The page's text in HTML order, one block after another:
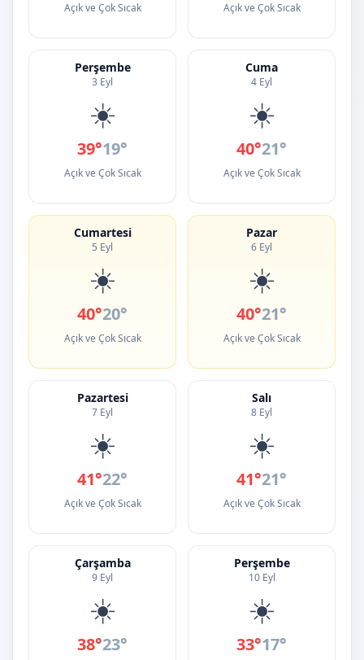
Açık ve Çok Sıcak Açık ve Çok Sıcak
Perşembe
3 Eyl
☀️
39°19°
Açık ve Çok Sıcak
Cuma
4 Eyl
☀️
40°21°
Açık ve Çok Sıcak
Cumartesi
5 Eyl
☀️
40°20°
Açık ve Çok Sıcak
Pazar
6 Eyl
☀️
40°21°
Açık ve Çok Sıcak
Pazartesi
7 Eyl
☀️
41°22°
Açık ve Çok Sıcak
Salı
8 Eyl
☀️
41°21°
Açık ve Çok Sıcak
Çarşamba
9 Eyl
☀️
38°23°
Perşembe
10 Eyl
☀️
33°17°